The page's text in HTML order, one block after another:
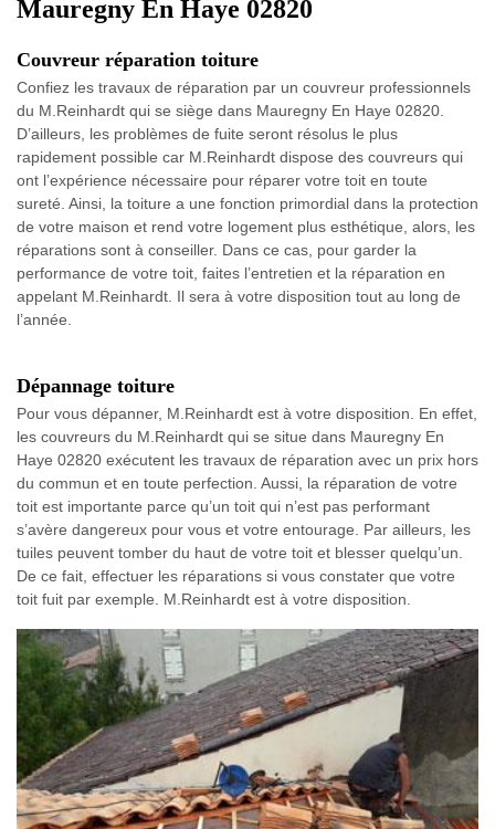
Mauregny En Haye 02820
Couvreur réparation toiture
Confiez les travaux de réparation par un couvreur professionnels
du M.Reinhardt qui se siège dans Mauregny En Haye 02820.
D’ailleurs, les problèmes de fuite seront résolus le plus
rapidement possible car M.Reinhardt dispose des couvreurs qui
ont l’expérience nécessaire pour réparer votre toit en toute
sureté. Ainsi, la toiture a une fonction primordial dans la protection
de votre maison et rend votre logement plus esthétique, alors, les
réparations sont à conseiller. Dans ce cas, pour garder la
performance de votre toit, faites l’entretien et la réparation en
appelant M.Reinhardt. Il sera à votre disposition tout au long de
l’année.
Dépannage toiture
Pour vous dépanner, M.Reinhardt est à votre disposition. En effet,
les couvreurs du M.Reinhardt qui se situe dans Mauregny En
Haye 02820 exécutent les travaux de réparation avec un prix hors
du commun et en toute perfection. Aussi, la réparation de votre
toit est importante parce qu’un toit qui n’est pas performant
s’avère dangereux pour vous et votre entourage. Par ailleurs, les
tuiles peuvent tomber du haut de votre toit et blesser quelqu’un.
De ce fait, effectuer les réparations si vous constater que votre
toit fuit par exemple. M.Reinhardt est à votre disposition.